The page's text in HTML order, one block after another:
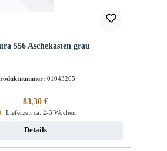
556 Aschekasten grau
01043205
Regulärer Preis:
83,30 €
Lieferzeit ca. 2-3 Wochen
Details